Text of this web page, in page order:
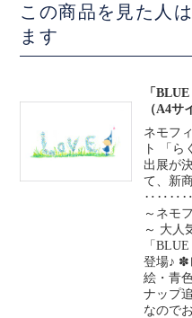
この商品を見た人
ます
「
（A4サ
ネモフ
ト 「ら
出展が
て、新
～ネモ
～ 大人
「
登場♪ ✽
絵・青
ナップ
なので